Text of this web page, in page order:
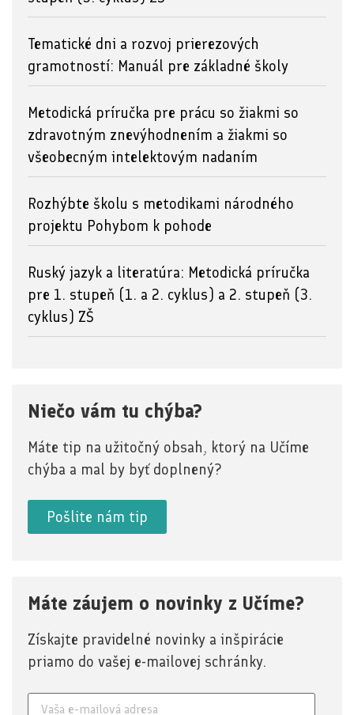
Tematické dni a rozvoj prierezových
gramotností: Manuál pre základné školy
Metodická príručka pre prácu so žiakmi so
zdravotným znevýhodnením a žiakmi so
všeobecným intelektovým nadaním
Rozhýbte školu s metodikami národného
projektu Pohybom k pohode
Ruský jazyk a literatúra: Metodická príručka
pre 1. stupeň (1. a 2. cyklus) a 2. stupeň (3.
cyklus) ZŠ
Niečo vám tu chýba?
Máte tip na užitočný obsah, ktorý na Učíme
chýba a mal by byť doplnený?
Pošlite nám tip
Máte záujem o novinky z Učíme?
Získajte pravidelné novinky a inšpirácie
priamo do vašej e-mailovej schránky.